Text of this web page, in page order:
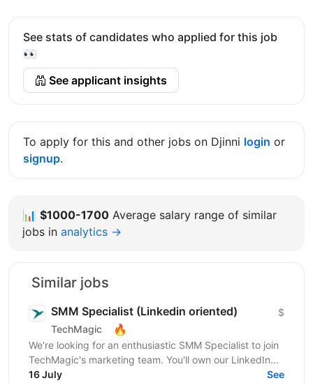
See stats of candidates who applied for this job
👀
See applicant insights
To apply for this and other jobs on Djinni login or
signup.
📊 $1000-1700 Average salary range of similar
jobs in analytics →
Similar jobs
SMM Specialist (Linkedin oriented)
TechMagic 🔥
$
We're looking for an enthusiastic SMM Specialist to join
TechMagic's marketing team. You'll own our LinkedIn
presence across multiple company profiles,...
16 July See